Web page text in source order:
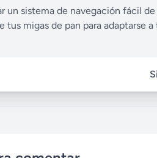
un sistema de navegación fácil
migas de pan para adaptarse a